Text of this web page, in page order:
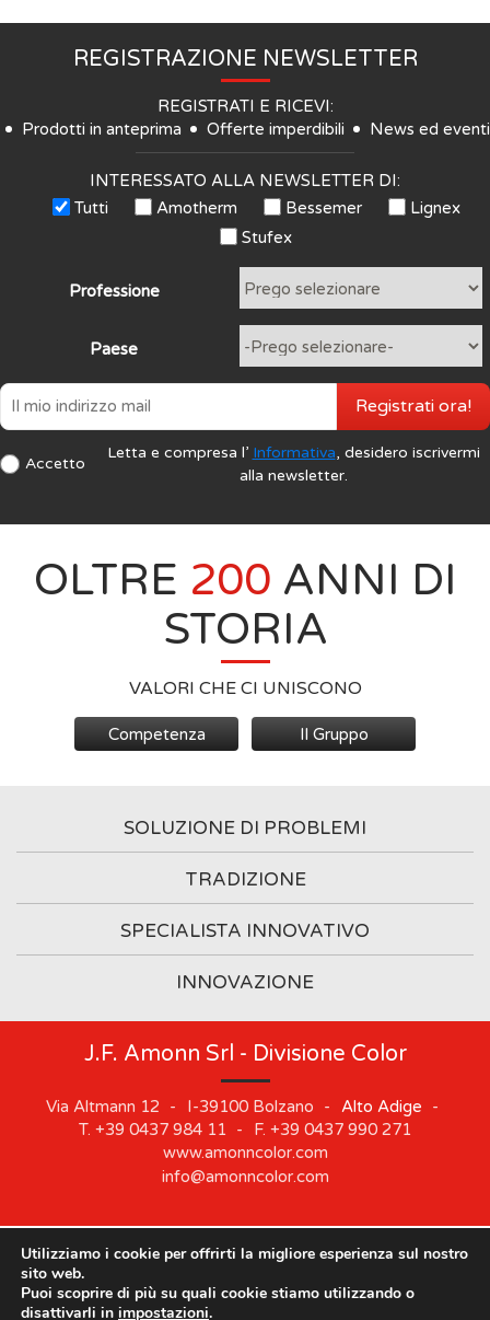
REGISTRAZIONE NEWSLETTER
REGISTRATI E RICEVI:
Prodotti in anteprima
Offerte imperdibili News ed eventi
INTERESSATO ALLA NEWSLETTER DI:
Tutti
Amotherm Bessemer
Lignex
Stufex
Professione
Paese
Accetto
Letta e compresa l’ Informativa, desidero iscrivermi
alla newsletter.
Registrati ora!
OLTRE 200 ANNI DI
STORIA
VALORI CHE CI UNISCONO
Competenza Il Gruppo
SOLUZIONE DI PROBLEMI
TRADIZIONE
SPECIALISTA INNOVATIVO
INNOVAZIONE
J.F. Amonn Srl - Divisione Color
Via Altmann 12 - I-39100 Bolzano - Alto Adige
-
T. +39 0437 984 11 - F. +39 0437 990 271
www.amonncolor.com
info@amonncolor.com
©2019J.F. AMONN Srl . Part. IVA 01373880218 . Impressum .
Cookie
Le nostre sedi rimarranno chiuse dal 10 agosto al 21
Utilizziamo i cookie per offrirti la migliore esperienza sul nostro
sito web.
Puoi scoprire di più su quali cookie stiamo utilizzando o
disattivarli in impostazioni.